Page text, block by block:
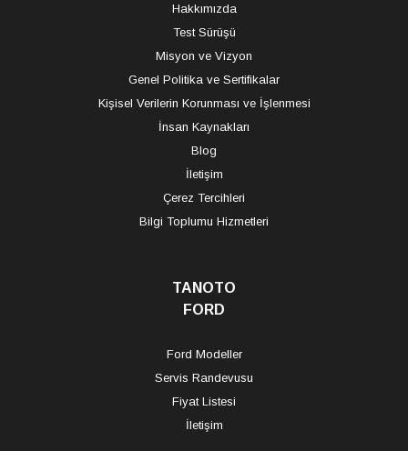
Hakkımızda
Test Sürüşü
Misyon ve Vizyon
Genel Politika ve Sertifikalar
Kişisel Verilerin Korunması ve İşlenmesi
İnsan Kaynakları
Blog
İletişim
Çerez Tercihleri
Bilgi Toplumu Hizmetleri
TANOTO
FORD
Ford Modeller
Servis Randevusu
Fiyat Listesi
İletişim